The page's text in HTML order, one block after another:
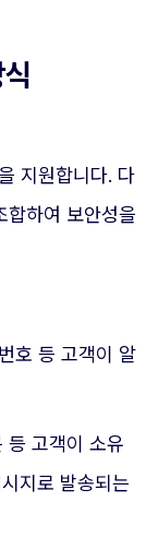
지원합니다. 다
합하여 보안성을
호 등 고객이 알
고객이 소유
지로 발송되는